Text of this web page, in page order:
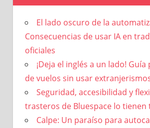
El lado oscuro de la
Consecuencias de usar IA en
oficiales
¡Deja el inglés a un lado!
de vuelos sin usar
Seguridad, accesibilidad y
trasteros de Bluespace lo tienen
Calpe: Un paraíso para